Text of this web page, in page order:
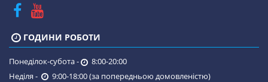
ГОДИНИ РОБОТИ
Понеділок-субота -
8:00-20:00
Неділя -
9:00-18:00 (за попередньою домовленістю)